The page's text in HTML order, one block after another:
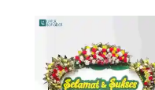
was:
is: